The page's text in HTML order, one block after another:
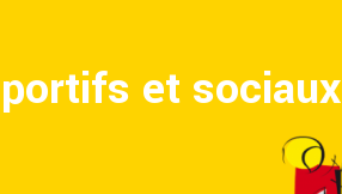
et sociaux